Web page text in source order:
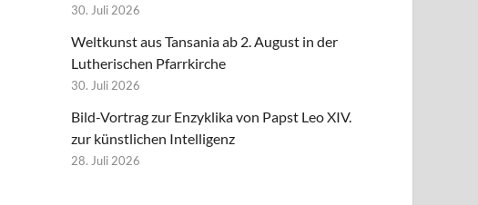
30. Juli 2026
Weltkunst aus Tansania ab 2. August in der
Lutherischen Pfarrkirche
30. Juli 2026
Bild-Vortrag zur Enzyklika von Papst Leo XIV.
zur künstlichen Intelligenz
28. Juli 2026